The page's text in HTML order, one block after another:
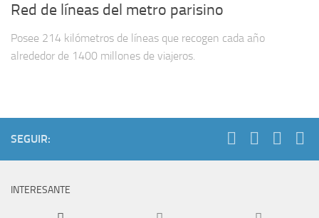
Red de líneas del metro parisino
Posee 214 kilómetros de líneas que recogen cada año
alrededor de 1400 millones de viajeros.
SEGUIR:
INTERESANTE